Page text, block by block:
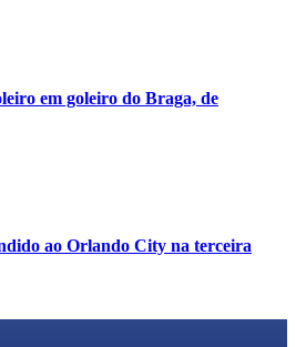
em goleiro do Braga, de
ao Orlando City na terceira